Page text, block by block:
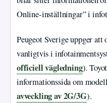
Online-inställningar” i
Peugeot Sverige uppger
vanligtvis i
officiell vägledning).
informationssida om
avveckling av 2G/3G).